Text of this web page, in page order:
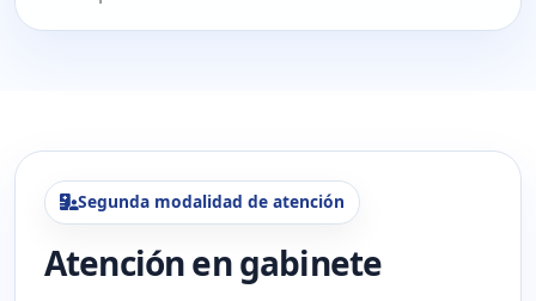
Segunda modalidad de atención
Atención en gabinete